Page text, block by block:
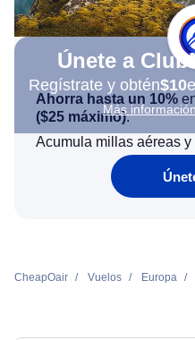
Únete a
Regístrate y obtén$10
Más información
Ahorra hasta un 10%
($25 máximo).
Acumula millas aéreas
CheapOair Vuelos Europa